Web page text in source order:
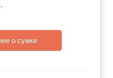
о сумке